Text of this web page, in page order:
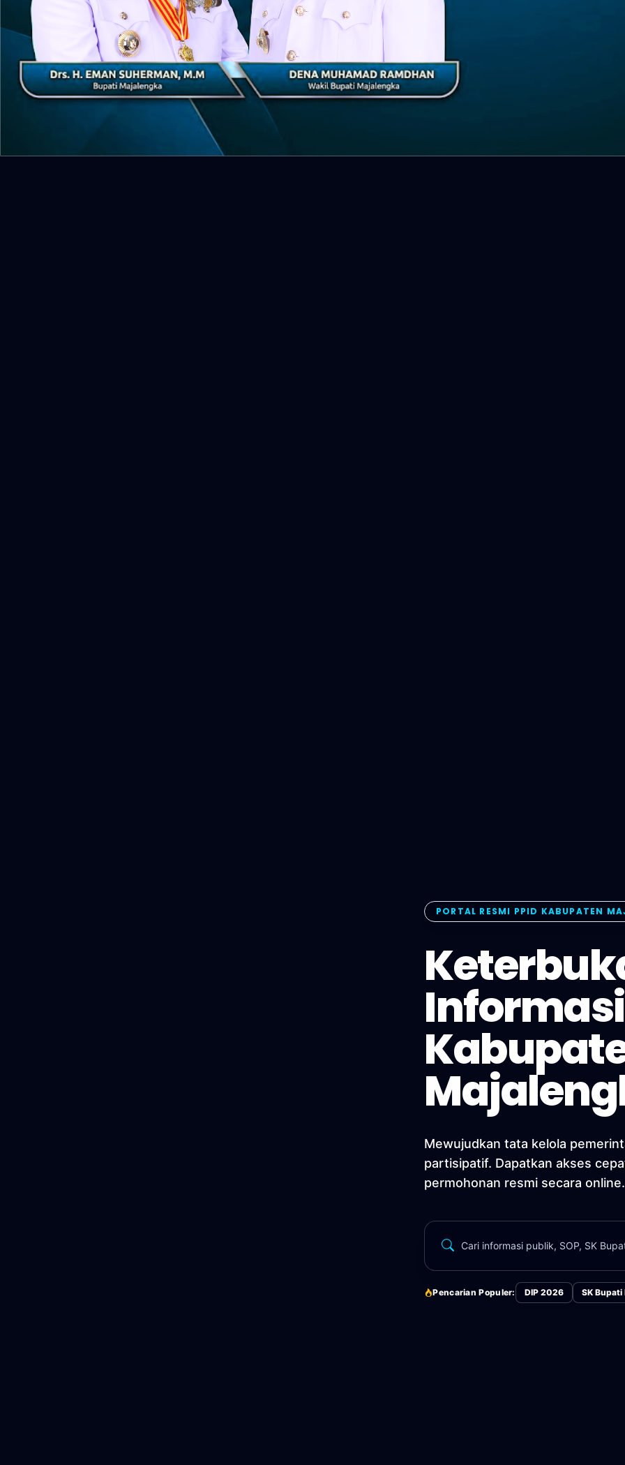
PORTAL RESMI PPID KABUPATEN
Mewujudkan tata kelola
partisipatif. Dapatkan akses
permohonan resmi secara online.
Pencarian Populer: DIP 2026 SK Bupati